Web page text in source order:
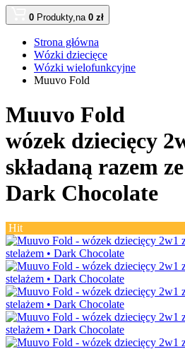
0 Produkty,na 0 zł
Strona główna
Wózki dziecięce
Wózki wielofunkcyjne
Muuvo Fold
Muuvo Fold
wózek dziecięcy
składaną razem
Dark Chocolate
Hit